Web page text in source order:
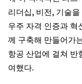
리더십, 비전, 기술
우주 자격 인증과 혁
께 구축해 만들어가
항공 산업에 걸쳐 반
여했다.